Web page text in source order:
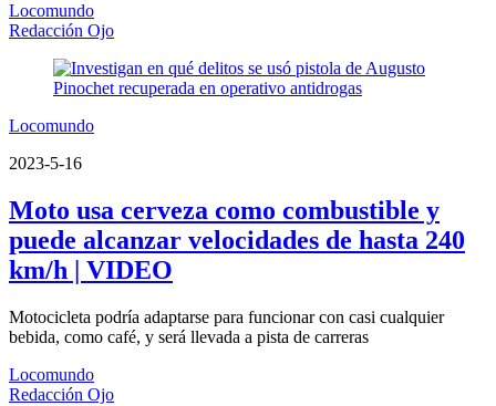
Locomundo
Redacción Ojo
Locomundo
2023-5-16
Moto usa cerveza como combustible y
puede alcanzar velocidades de hasta 240
km/h | VIDEO
Motocicleta podría adaptarse para funcionar con casi cualquier
bebida, como café, y será llevada a pista de carreras
Locomundo
Redacción Ojo